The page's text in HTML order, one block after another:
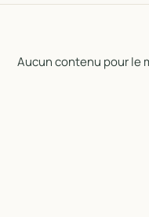
Aucun contenu pour le